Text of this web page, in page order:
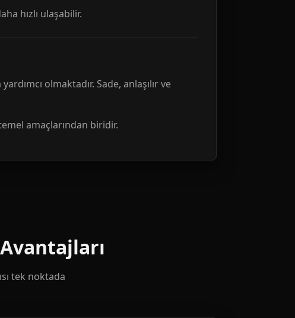
hızlı ulaşabilir.
olmaktadır. Sade, anlaşılır ve
amaçlarından biridir.
tek noktada